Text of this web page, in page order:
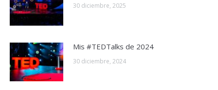
30 diciembre, 2025
Mis #TEDTalks de 2024
30 diciembre, 2024